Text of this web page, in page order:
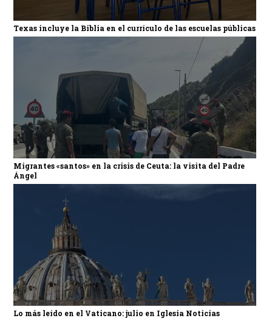
Texas incluye la Biblia en el currículo de las escuelas públicas
Migrantes «santos» en la crisis de Ceuta: la visita del Padre
Ángel
Lo más leído en el Vaticano: julio en Iglesia Noticias